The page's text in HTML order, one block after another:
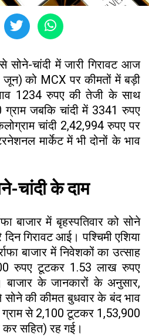
सोने-चांदी में जारी गिरावट आज
को MCX पर कीमतों में बड़ी
1234 रुपए की तेजी के साथ
जबकि चांदी में 3341 रुपए
चांदी 2,42,994 रुपए पर
मार्केट में भी दोनों के भाव
चांदी के दाम
बाजार में बृहस्पतिवार को सोने
गिरावट आई। पश्चिमी एशिया
बाजार में निवेशकों का उत्साह
रुपए टूटकर 1.53 लाख रुपए
बाजार के जानकारों के अनुसार,
सोने की कीमत बुधवार के बंद भाव
से 2,100 टूटकर 1,53,900
कर सहित) रह गई।